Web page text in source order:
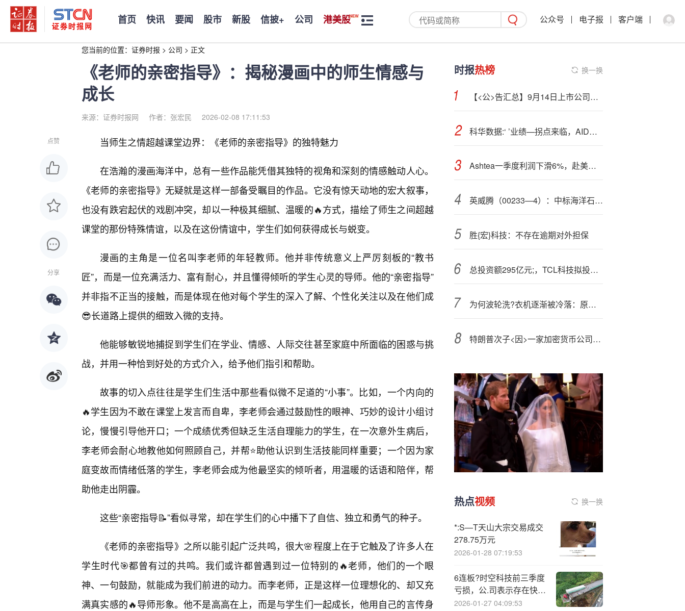
首页 快讯 要闻 股市 新股 信披+ 公司 港美股 公众号 电子报 客户端
您当前的位置： 证券时报 > 公司 > 正文
《老师的亲密指导》：揭秘漫画中的师生情感与
成长
来源：证券时报网 作者：张宏民 2026-02-08 17:11:53
点赞
分享
当师生之情超越课堂边界：《老师的亲密指导》的独特魅力
在浩瀚的漫画海洋中，总有一些作品能凭借其独特的视角和深刻的情感触动人心。
《老师的亲密指导》无疑就是这样一部备受瞩目的作品。它没有惊天动地的宏大叙事，
也没有跌宕起伏的戏剧冲突，却以一种极其细腻、温暖的🔥方式，描绘了师生之间超越
课堂的那份特殊情谊，以及在这份情谊中，学生们如何获得成长与蜕变。
漫画的主角是一位名叫李老师的年轻教师。他并非传统意义上严厉刻板的“教书
匠”，而是一位充满活力、富有耐心，并且懂得倾听的学生心灵的导师。他的“亲密指导”
并非指不正当的接触，而是体现在他对每个学生的深入了解、个性化关注以及在他们成
😎长道路上提供的细致入微的支持。
他能够敏锐地捕捉到学生们在学业、情感、人际交往甚至家庭中所面临的困惑与挑
战，并用一种恰到好处的方式介入，给予他们指引和帮助。
故事的切入点往往是学生们生活中那些看似微不足道的“小事”。比如，一个内向的
🔥学生因为不敢在课堂上发言而自卑，李老师会通过鼓励性的眼神、巧妙的设计小组讨
论，慢慢引导他开口；一个成绩优秀但缺乏生活自理能力的学生，在一次意外生病后，
李老师会耐心地教他如何照顾自己，并帮⭐助他认识到生活技能同样重要；一个因为家
庭变故而情绪低落的学生，李老师会成为他最坚实的倾听者，用温暖的话语和陪伴，帮
助他走出阴霾。
这些“亲密指导📝”看似寻常，却在学生们的心中播下了自信、独立和勇气的种子。
《老师的亲密指导》之所以能引起广泛共鸣，很大🌸程度上在于它触及了许多人在
学生时代🎯都曾有过的共鸣。我们或许都曾遇到过一位特别的🔥老师，他们的一个眼
神、一句鼓励，就能成为我们前进的动力。而李老师，正是这样一位理想化的、却又充
满真实感的🔥导师形象。他不是高高在上，而是与学生们一起成长，他用自己的言传身
时报热榜 换一换
【<公>告汇总】9月14日上市公司股份减持一览
科华数据:‘ ’业绩—拐点来临，AIDC板块四重驱动
Ashtea一季度利润下滑6%，赴美上市一次性成本拖累，上调2026财年自由现金流目标
英威腾（00233—4）：中标海洋石油工程股份有限公司采购项目，中标金额为156.00万元
胜{宏}科技：不存在逾期对外担保
总投资额295亿元;，TCL科技拟投建一条8.6代印刷OLED产线
为何波轮洗?衣机逐渐被冷落：原因揭开
特朗普次子<因>一家加密货币公司上市身家大增 美国“第一家庭”在币圈生财有道
热点视频 换一换
*:S—T天山大宗交易成交
278.75万元
2026-01-28 07:19:53
6连板?时空科技前三季度
亏损，公.司表示存在快速
下跌风险！全球首个甲骨
2026-01-27 04:09:53